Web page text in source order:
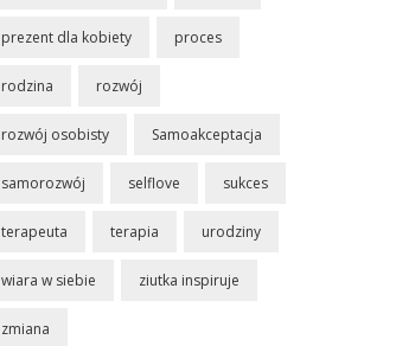
prezent dla kobiety proces
rodzina rozwój
rozwój osobisty Samoakceptacja
samorozwój selflove sukces
terapeuta terapia urodziny
wiara w siebie ziutka inspiruje
zmiana